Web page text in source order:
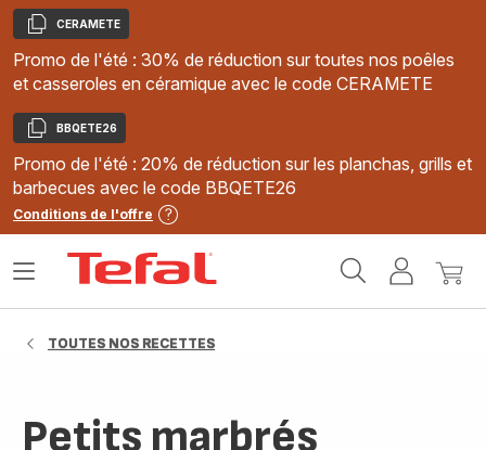
Copier
CERAMETE
Promo de l'été : 30% de réduction sur toutes nos poêles
et casseroles en céramique avec le code CERAMETE
Copier
BBQETE26
Promo de l'été : 20% de réduction sur les planchas, grills et
barbecues avec le code BBQETE26
Conditions de l'offre
MonMon
Ouvrir
TOUTES NOS RECETTES
Petits marbrés